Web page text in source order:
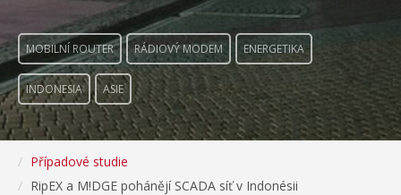
MOBILNÍ ROUTER RÁDIOVÝ MODEM ENERGETIKA
INDONESIA ASIE
Případové studie
RipEX a M!DGE pohánějí SCADA síť v Indonésii